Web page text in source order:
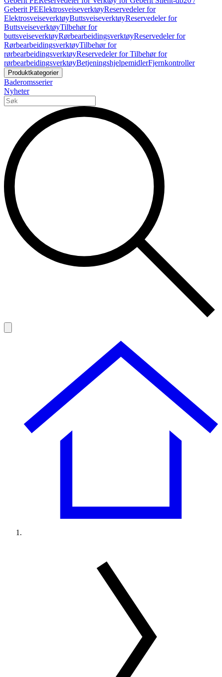
Geberit PEElektrosveiseverktøyReservedeler for
ElektrosveiseverktøyButtsveiseverktøyReservedeler for
ButtsveiseverktøyTilbehør for
buttsveiseverktøyRørbearbeidingsverktøyReservedeler for
RørbearbeidingsverktøyTilbehør for
rørbearbeidingsverktøyReservedeler for Tilbehør for
rørbearbeidingsverktøyBetjeningshjelpemidlerFjernkontroller
Produktkategorier
Baderomsserier
Nyheter